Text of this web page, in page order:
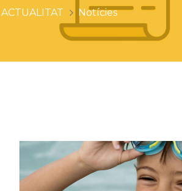
ACTUALITAT Notícies